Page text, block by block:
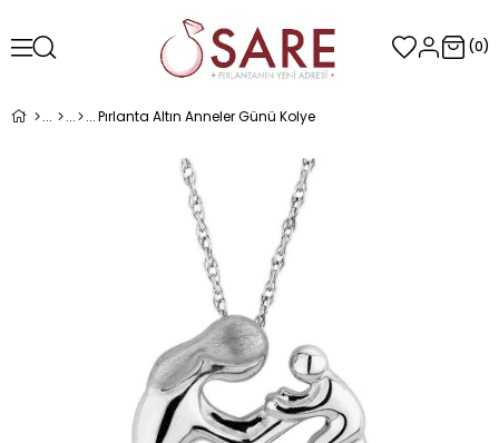
0
Pırlanta Altın Anneler Günü Kolye